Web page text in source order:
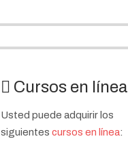
Cursos en línea
Usted puede adquirir los
siguientes cursos en línea: